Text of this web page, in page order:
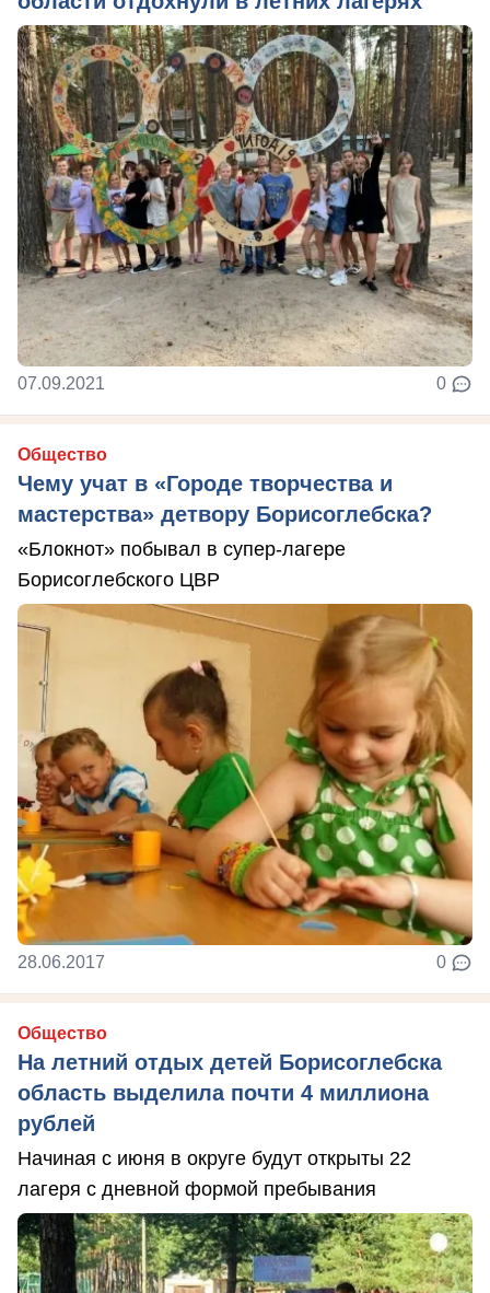
07.09.2021 0
Общество
Чему учат в «Городе творчества и
мастерства» детвору Борисоглебска?
«Блокнот» побывал в супер-лагере
Борисоглебского ЦВР
28.06.2017 0
Общество
На летний отдых детей Борисоглебска
область выделила почти 4 миллиона
рублей
Начиная с июня в округе будут открыты 22
лагеря с дневной формой пребывания